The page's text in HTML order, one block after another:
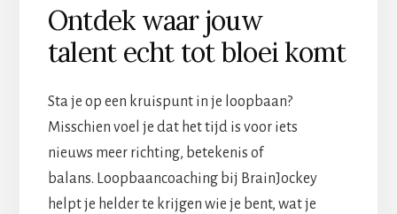
Ontdek waar jouw
talent echt tot bloei komt
Sta je op een kruispunt in je loopbaan?
Misschien voel je dat het tijd is voor iets
nieuws meer richting, betekenis of
balans. Loopbaancoaching bij BrainJockey
helpt je helder te krijgen wie je bent, wat je